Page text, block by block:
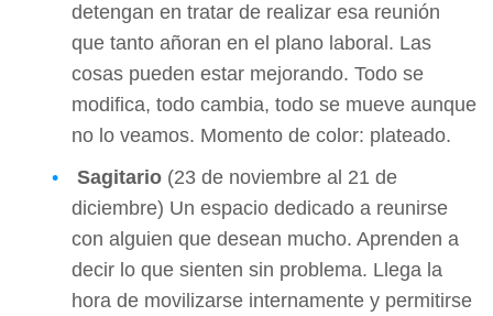
detengan en tratar de realizar esa reunión
que tanto añoran en el plano laboral. Las
cosas pueden estar mejorando. Todo se
modifica, todo cambia, todo se mueve aunque
no lo veamos. Momento de color: plateado.
Sagitario (23 de noviembre al 21 de
diciembre) Un espacio dedicado a reunirse
con alguien que desean mucho. Aprenden a
decir lo que sienten sin problema. Llega la
hora de movilizarse internamente y permitirse